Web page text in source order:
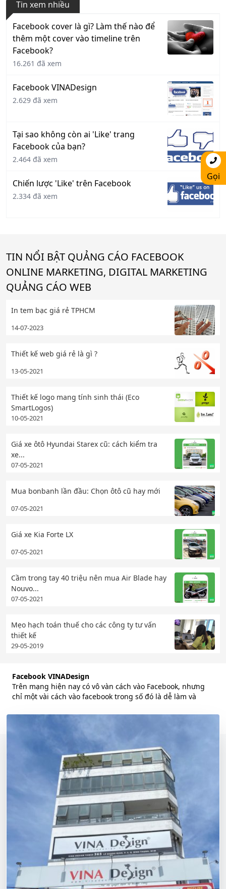
Tin xem nhiều
Facebook cover là gì? Làm thế nào để
thêm một cover vào timeline trên
Facebook?
16.261 đã xem
Facebook VINADesign
2.629 đã xem
Tại sao không còn ai 'Like' trang
Facebook của bạn?
2.464 đã xem
Chiến lược 'Like' trên Facebook
2.334 đã xem
TIN NỔI BẬT QUẢNG CÁO FACEBOOK
ONLINE MARKETING, DIGITAL MARKETING
QUẢNG CÁO WEB
In tem bạc giá rẻ TPHCM
14-07-2023
Thiết kế web giá rẻ là gì ?
13-05-2021
Thiết kế logo mang tính sinh thái (Eco
SmartLogos)
10-05-2021
Giá xe ôtô Hyundai Starex cũ: cách kiểm tra
xe...
07-05-2021
Mua bonbanh lần đầu: Chọn ôtô cũ hay mới
07-05-2021
Giá xe Kia Forte LX
07-05-2021
Cầm trong tay 40 triệu nên mua Air Blade hay
Nouvo...
07-05-2021
Mẹo hạch toán thuế cho các công ty tư vấn
thiết kế
29-05-2019
Facebook VINADesign
Trên mạng hiện nay có vô vàn cách vào Facebook, nhưng
chỉ một vài cách vào facebook trong số đó là dễ làm và
Gọi